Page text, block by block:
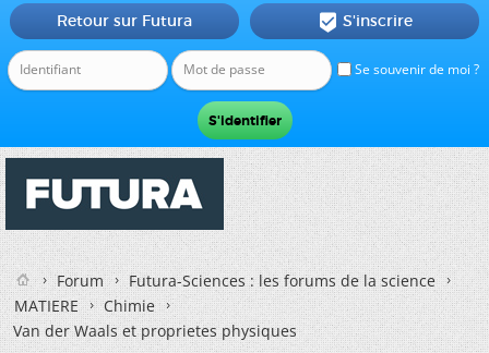
Se souvenir de moi ?
Retour sur Futura  S'inscrire
Forum
Futura-Sciences : les forums de la science
MATIERE
Chimie
Van der Waals et proprietes physiques